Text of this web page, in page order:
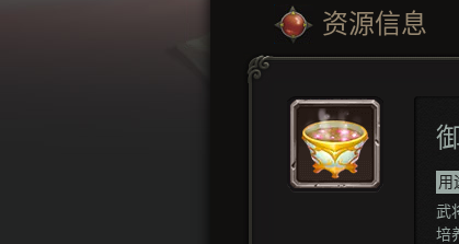
资源信息
用
武
培